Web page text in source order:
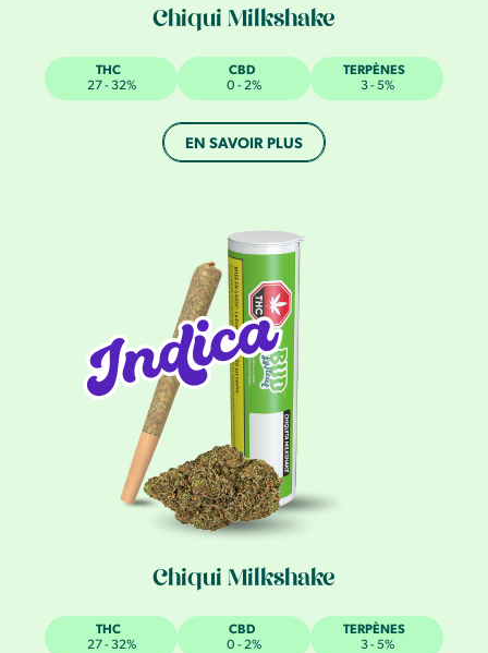
Chiqui Milkshake
THC
27 - 32%
CBD
0 - 2%
TERPÈNES
3 - 5%
EN SAVOIR PLUS
Chiqui Milkshake
THC
27 - 32%
CBD
0 - 2%
TERPÈNES
3 - 5%